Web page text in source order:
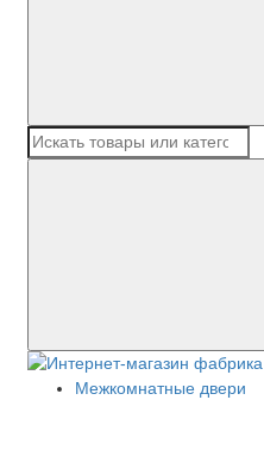
Межкомнатные двери